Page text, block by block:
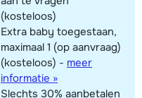
(kosteloos)
Extra baby toegestaan,
maximaal 1 (op aanvraag)
(kosteloos) - meer
informatie »
Slechts 30% aanbetalen